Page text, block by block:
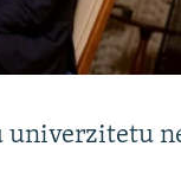
univerzitetu